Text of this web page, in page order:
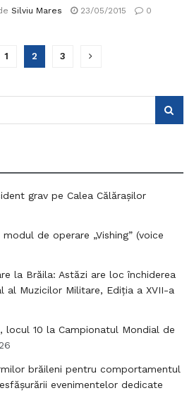
Silviu Mares 23/05/2015 0
1 2 3
grav pe Calea Călărașilor
de operare „Vishing” (voice
la Brăila: Astăzi are loc închiderea
al Muzicilor Militare, Ediția a XVII-a
locul 10 la Campionatul Mondial de
brăileni pentru comportamentul
evenimentelor dedicate